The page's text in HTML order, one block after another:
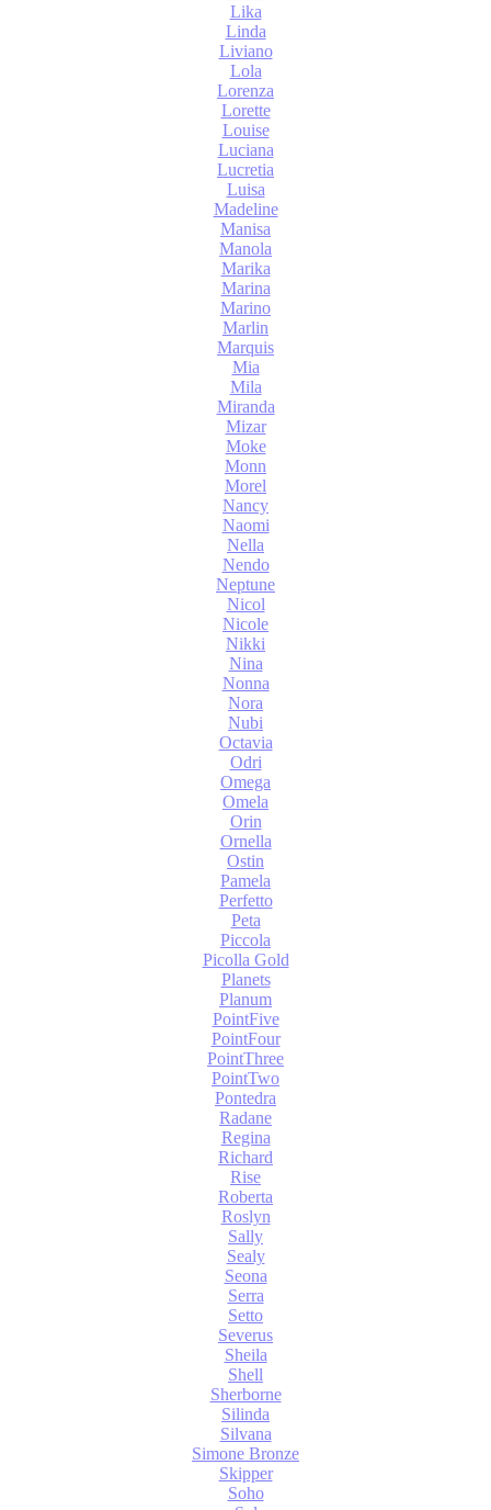
Lika
Linda
Liviano
Lola
Lorenza
Lorette
Louise
Luciana
Lucretia
Luisa
Madeline
Manisa
Manola
Marika
Marina
Marino
Marlin
Marquis
Mia
Mila
Miranda
Mizar
Moke
Monn
Morel
Nancy
Naomi
Nella
Nendo
Neptune
Nicol
Nicole
Nikki
Nina
Nonna
Nora
Nubi
Octavia
Odri
Omega
Omela
Orin
Ornella
Ostin
Pamela
Perfetto
Peta
Piccola
Picolla Gold
Planets
Planum
PointFive
PointFour
PointThree
PointTwo
Pontedra
Radane
Regina
Richard
Rise
Roberta
Roslyn
Sally
Sealy
Seona
Serra
Setto
Severus
Sheila
Shell
Sherborne
Silinda
Silvana
Simone Bronze
Skipper
Soho